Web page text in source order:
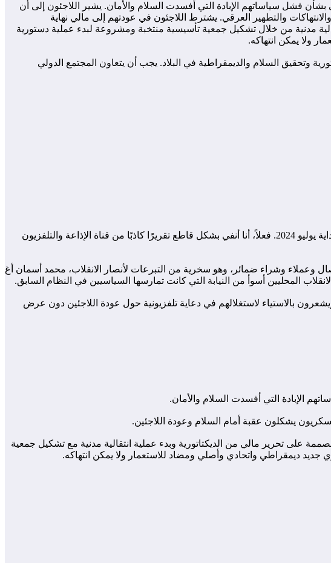
بشأن فشل سياساتهم الإبادة التي أفسدت السلام والأمان. يشير اللاجئون إلى أن
والتطهير العرقي. يشترط اللاجئون في عودتهم إلى مالي نهاية
مدنية من خلال تشكيل جمعية تأسيسية منتخبة ومشروعة لبدء عملية دستورية
ولا يمكن انتهاكه.
وتحقيق السلام والديمقراطية في البلاد. يجب أن يتعاون المجتمع الدولي
كابن من قوندام، أعبر عن نفسي كناطق باسم سكان قوندام والماليين الذين تعرضوا للخداع من قبل السلطات الانقلابية في بداية يوليو 2024. فعلاً، أنا أنفي بشكل قاطع تقريرًا كاذبًا من قناة الإذاعة والتلفزيون
وعملاء وشراء ضمائر، وهو سخرية من التبرعات لأنصار الانقلاب، محمد أسمان أغ
بالاستياء لاستغلالهم في دعاية تلفزيونية حول عودة اللاجئين دون عرض
الإبادة التي أفسدت السلام والأمان.
يشكلون عقبة أمام السلام وعودة اللاجئين.
على تحرير مالي من الديكتاتورية وبدء عملية انتقالية مدنية مع تشكيل جمعية
ديمقراطي واتحادي وأصلي ومضاد للاستعمار ولا يمكن انتهاكه.